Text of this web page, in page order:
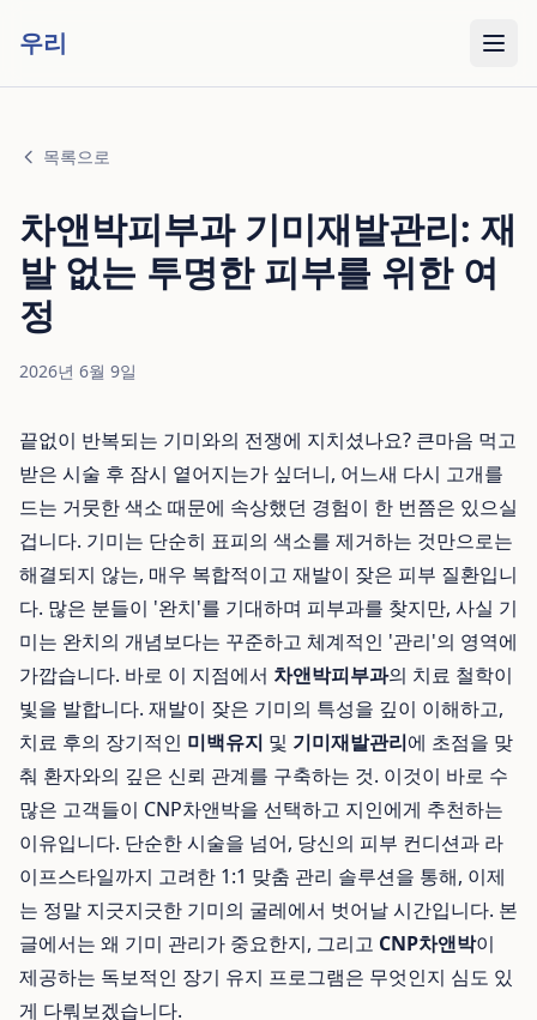
우리
목록으로
차앤박피부과 기미재발관리: 재
발 없는 투명한 피부를 위한 여
정
2026년 6월 9일
끝없이 반복되는 기미와의 전쟁에 지치셨나요? 큰마음 먹고
받은 시술 후 잠시 옅어지는가 싶더니, 어느새 다시 고개를
드는 거뭇한 색소 때문에 속상했던 경험이 한 번쯤은 있으실
겁니다. 기미는 단순히 표피의 색소를 제거하는 것만으로는
해결되지 않는, 매우 복합적이고 재발이 잦은 피부 질환입니
다. 많은 분들이 '완치'를 기대하며 피부과를 찾지만, 사실 기
미는 완치의 개념보다는 꾸준하고 체계적인 '관리'의 영역에
가깝습니다. 바로 이 지점에서 차앤박피부과의 치료 철학이
빛을 발합니다. 재발이 잦은 기미의 특성을 깊이 이해하고,
치료 후의 장기적인 미백유지 및 기미재발관리에 초점을 맞
춰 환자와의 깊은 신뢰 관계를 구축하는 것. 이것이 바로 수
많은 고객들이 CNP차앤박을 선택하고 지인에게 추천하는
이유입니다. 단순한 시술을 넘어, 당신의 피부 컨디션과 라
이프스타일까지 고려한 1:1 맞춤 관리 솔루션을 통해, 이제
는 정말 지긋지긋한 기미의 굴레에서 벗어날 시간입니다. 본
글에서는 왜 기미 관리가 중요한지, 그리고 CNP차앤박이
제공하는 독보적인 장기 유지 프로그램은 무엇인지 심도 있
게 다뤄보겠습니다.